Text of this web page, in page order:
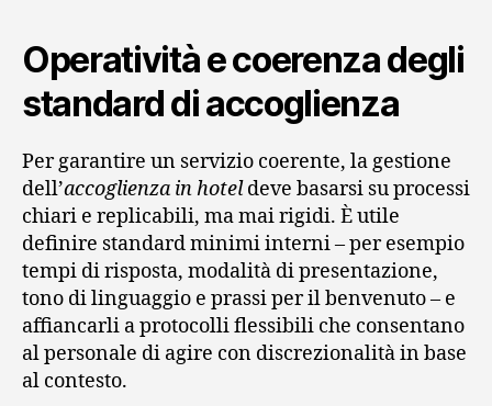
Operatività e coerenza degli
standard di accoglienza
Per garantire un servizio coerente, la gestione
dell’accoglienza in hoteldeve basarsi su processi
chiari e replicabili, ma mai rigidi. È utile
definire standard minimi interni – per esempio
tempi di risposta, modalità di presentazione,
tono di linguaggio e prassi per il benvenuto – e
affiancarli a protocolli flessibili che consentano
al personale di agire con discrezionalità in base
al contesto.